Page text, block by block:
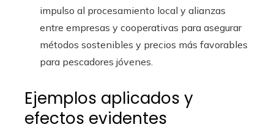
impulso al procesamiento local y alianzas
entre empresas y cooperativas para asegurar
métodos sostenibles y precios más favorables
para pescadores jóvenes.
Ejemplos aplicados y
efectos evidentes